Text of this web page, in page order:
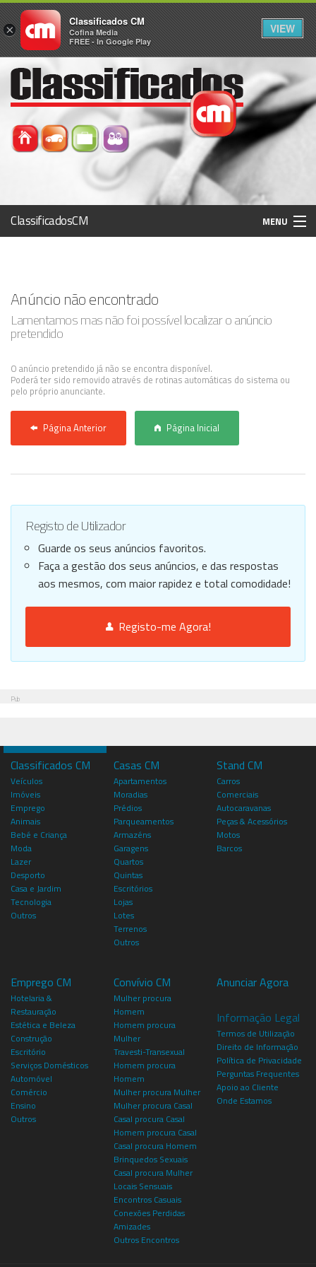
ClassificadosCM MENU
Registo / Login
Anunciar Agora
Anúncio não encontrado
Lamentamos mas não foi possível localizar o anúncio
pretendido
O anúncio pretendido já não se encontra disponível.
Poderá ter sido removido através de rotinas automáticas do sistema ou
pelo próprio anunciante.
Página Anterior Página Inicial
Registo de Utilizador
Guarde os seus anúncios favoritos.
Faça a gestão dos seus anúncios, e das respostas
aos mesmos, com maior rapidez e total comodidade!
Registo-me Agora!
Pub
Classificados CM
Veículos
Imóveis
Emprego
Animais
Bebé e Criança
Moda
Lazer
Desporto
Casa e Jardim
Tecnologia
Outros
Casas CM
Apartamentos
Moradias
Prédios
Parqueamentos
Armazéns
Garagens
Quartos
Quintas
Escritórios
Lojas
Lotes
Terrenos
Outros
Stand CM
Carros
Comerciais
Autocaravanas
Peças & Acessórios
Motos
Barcos
Emprego CM
Hotelaria &
Restauração
Estética e Beleza
Construção
Escritório
Serviços Domésticos
Automóvel
Comércio
Ensino
Outros
Convívio CM
Mulher procura
Homem
Homem procura
Mulher
Travesti-Transexual
Homem procura
Homem
Mulher procura Mulher
Mulher procura Casal
Casal procura Casal
Homem procura Casal
Casal procura Homem
Brinquedos Sexuais
Casal procura Mulher
Locais Sensuais
Encontros Casuais
Conexões Perdidas
Amizades
Outros Encontros
Anunciar Agora
Informação Legal
Termos de Utilização
Direito de Informação
Política de Privacidade
Perguntas Frequentes
Apoio ao Cliente
Onde Estamos
×
Classificados CM
Cofina Media
FREE - In Google Play
VIEW